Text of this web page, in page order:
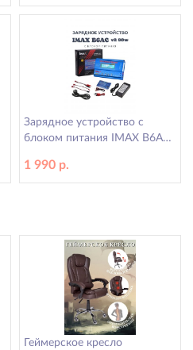
Зарядное устройство с
блоком питания IMAX B6AC
перегрева
1 990 р.
Геймерское кресло